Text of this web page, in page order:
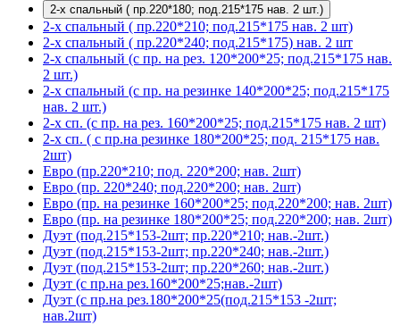
2-х спальный ( пр.220*180; под.215*175 нав. 2 шт.)
2-х спальный ( пр.220*210; под.215*175 нав. 2 шт)
2-х спальный ( пр.220*240; под.215*175) нав. 2 шт
2-х спальный (с пр. на рез. 120*200*25; под.215*175 нав.
2 шт.)
2-х спальный (с пр. на резинке 140*200*25; под.215*175
нав. 2 шт.)
2-х сп. (с пр. на рез. 160*200*25; под.215*175 нав. 2 шт)
2-х сп. ( с пр.на резинке 180*200*25; под. 215*175 нав.
2шт)
Евро (пр.220*210; под. 220*200; нав. 2шт)
Евро (пр. 220*240; под.220*200; нав. 2шт)
Евро (пр. на резинке 160*200*25; под.220*200; нав. 2шт)
Евро (пр. на резинке 180*200*25; под.220*200; нав. 2шт)
Дуэт (под.215*153-2шт; пр.220*210; нав.-2шт.)
Дуэт (под.215*153-2шт; пр.220*240; нав.-2шт.)
Дуэт (под.215*153-2шт; пр.220*260; нав.-2шт.)
Дуэт (с пр.на рез.160*200*25;нав.-2шт)
Дуэт (с пр.на рез.180*200*25(под.215*153 -2шт;
нав.2шт)